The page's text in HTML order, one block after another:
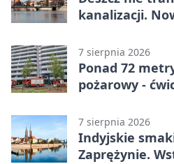
kanalizacji.
7 sierpnia 2026
Ponad 72
pożarowy -
7 sierpnia 2026
Indyjskie
Zaprężynie.